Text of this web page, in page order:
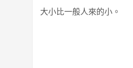
大小比一般人來的小。